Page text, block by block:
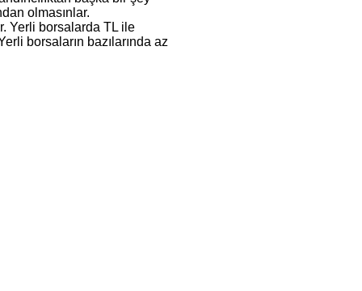
olmasınlar.
Yerli borsalarda TL ile
borsaların bazılarında az